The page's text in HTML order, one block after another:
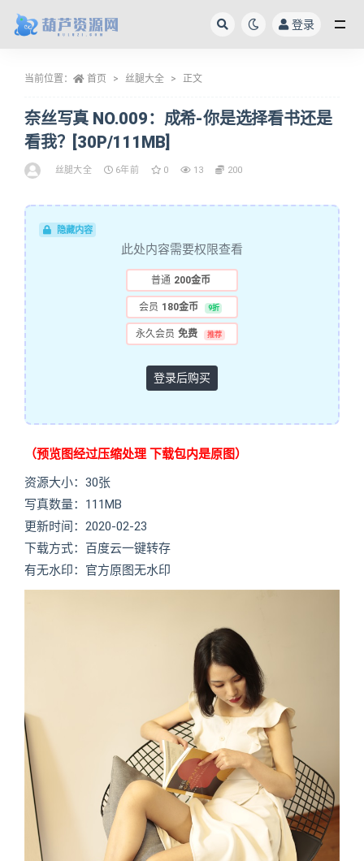
登录
当前位置： 首页 丝腿大全 正文
奈丝写真 NO.009：成希-你是选择看书还是
看我？[30P/111MB]
丝腿大全 6年前 0 13 200
隐藏内容
此处内容需要权限查看
普通 200金币
会员 180金币 9折
永久会员 免费 推荐
登录后购买
（预览图经过压缩处理 下载包内是原图）
资源大小：30张
写真数量：111MB
更新时间：2020-02-23
下载方式：百度云一键转存
有无水印：官方原图无水印